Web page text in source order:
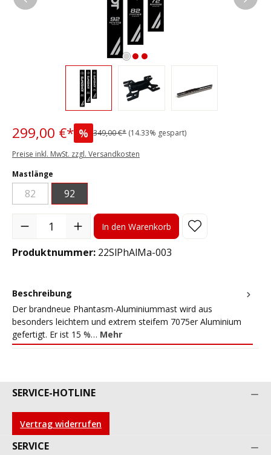
299,00 €* % 349,00 €* (14.33% gespart)
Preise inkl. MwSt. zzgl. Versandkosten
Mastlänge
82(Diese Option ist zurzeit nicht verfügbar.)
92
Produkt Anzahl: Gib den gewünschten Wert ein oder benutze
In den Warenkorb
Produktnummer: 22SlPhAlMa-003
Beschreibung
Der brandneue Phantasm-Aluminiummast wird aus
besonders leichtem und extrem steifem 7075er Aluminium
gefertigt. Er ist 15 %… Mehr
SERVICE-HOTLINE
Vertrag widerrufen
SERVICE